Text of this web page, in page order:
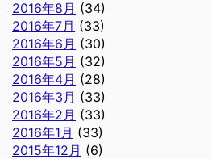
2016年8月 (34)
2016年7月 (33)
2016年6月 (30)
2016年5月 (32)
2016年4月 (28)
2016年3月 (33)
2016年2月 (33)
2016年1月 (33)
2015年12月 (6)